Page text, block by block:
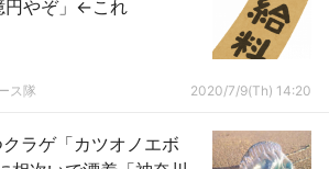
円やぞ」←これ
ス隊 2020/7/9(Th) 14:20
クラゲ「カツオノエボ